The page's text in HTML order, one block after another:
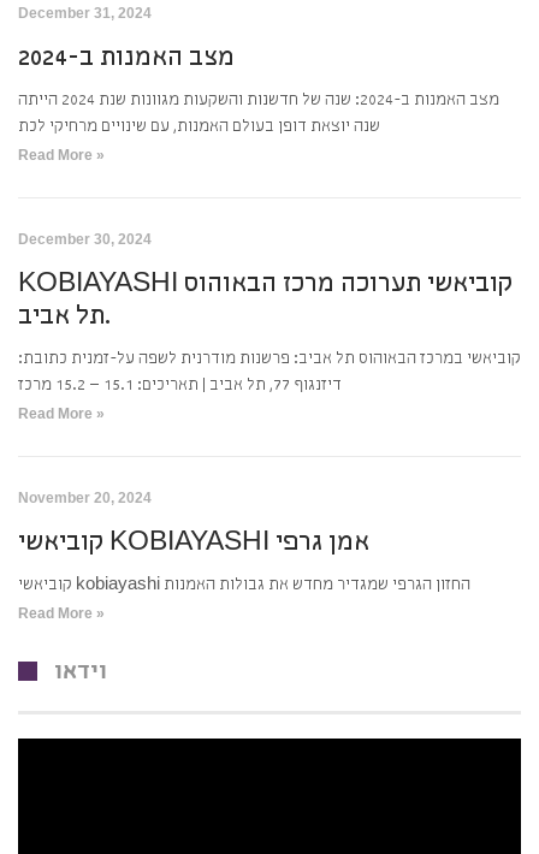
December 31, 2024
מצב האמנות ב-2024
מצב האמנות ב-2024: שנה של חדשנות והשקעות מגוונות שנת 2024 הייתה
שנה יוצאת דופן בעולם האמנות, עם שינויים מרחיקי לכת
Read More »
December 30, 2024
KOBIAYASHI קוביאשי תערוכה מרכז הבאוהוס
תל אביב.
קוביאשי במרכז הבאוהוס תל אביב: פרשנות מודרנית לשפה על-זמנית כתובת:
דיזנגוף 77, תל אביב | תאריכים: 15.1 – 15.2 מרכז
Read More »
November 20, 2024
קוביאשי KOBIAYASHI אמן גרפי
קוביאשי kobiayashi החזון הגרפי שמגדיר מחדש את גבולות האמנות
Read More »
וידאו